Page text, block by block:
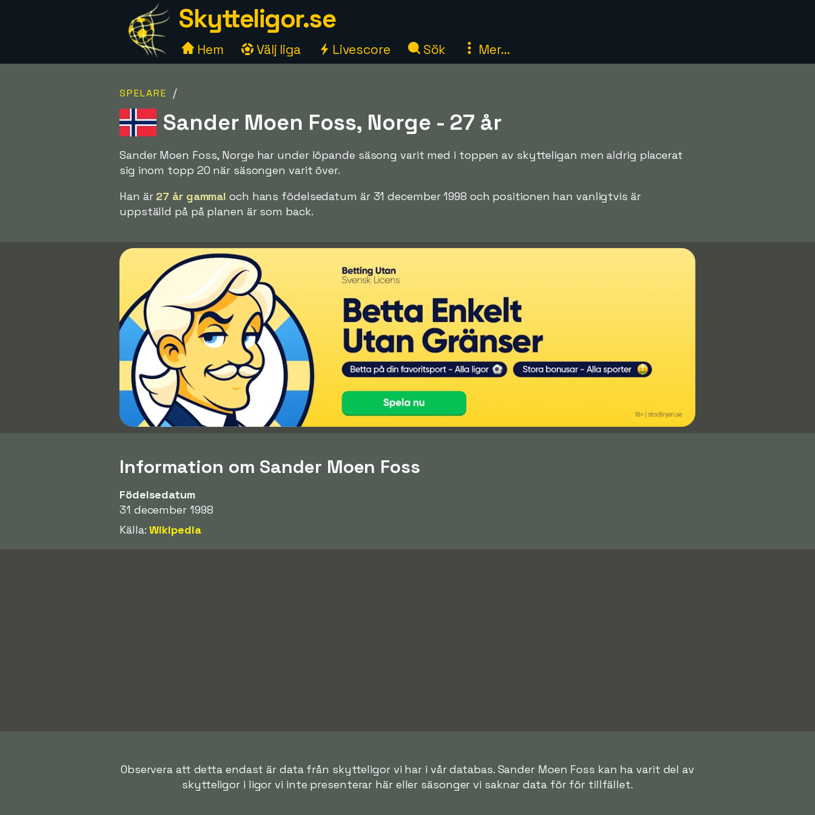
Skytteligor.se
Hem Välj liga Livescore Sök Mer...
SPELARE /
Sander Moen Foss, Norge - 27 år
Sander Moen Foss, Norge har under löpande säsong varit med i toppen av skytteligan men aldrig placerat
sig inom topp 20 när säsongen varit över.
Han är 27 år gammal och hans födelsedatum är 31 december 1998 och positionen han vanligtvis är
uppställd på på planen är som back.
Information om Sander Moen Foss
Födelsedatum
31 december 1998
Källa:Wikipedia
Observera att detta endast är data från skytteligor vi har i vår databas. Sander Moen Foss kan ha varit del av
skytteligor i ligor vi inte presenterar här eller säsonger vi saknar data för för tillfället.